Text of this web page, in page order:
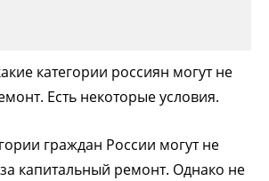
категории россиян могут не
Есть некоторые условия.
граждан России могут не
капитальный ремонт. Однако не